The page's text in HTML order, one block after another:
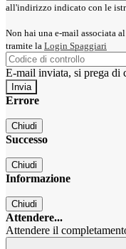
all'indirizzo indicato con le
Non hai una e-mail associata
tramite la Login Spaggiari
E-mail inviata, si prega di
Errore
Chiudi
Successo
Chiudi
Informazione
Chiudi
Attendere...
Attendere il